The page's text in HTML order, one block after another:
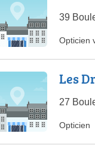
39
Opticien
Les
27
Opticien